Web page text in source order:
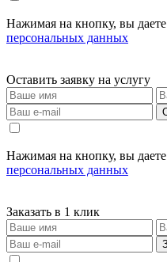
Нажимая на кнопку, вы даете
персональных данных
Оставить заявку на услугу
Нажимая на кнопку, вы даете
персональных данных
Заказать в 1 клик